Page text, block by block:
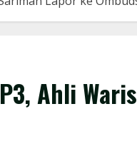
Ahli Waris